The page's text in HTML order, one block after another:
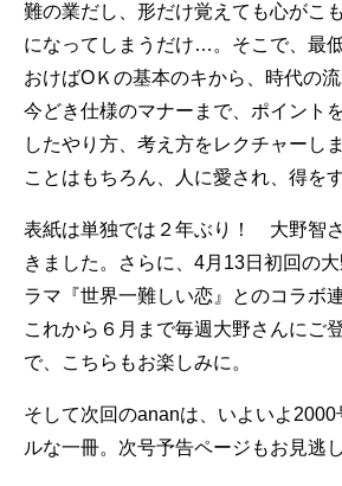
難の業だし、形だけ覚えても心がこ
になってしまうだけ…。そこで、最
おけばОＫの基本のキから、時代の
今どき仕様のマナーまで、ポイント
したやり方、考え方をレクチャーし
ことはもちろん、人に愛され、得を
表紙は単独では２年ぶり！ 大野智
きました。さらに、4月13日初回の
ラマ『世界一難しい恋』とのコラボ
これから６月まで毎週大野さんにご
で、こちらもお楽しみに。
そして次回のananは、いよいよ2000
ルな一冊。次号予告ページもお見逃